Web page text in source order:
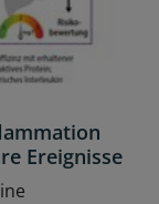
Ereignisse